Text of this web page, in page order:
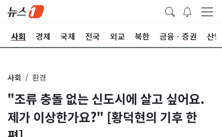
사회 경제 국제 전국 외교 북한 금융ㆍ증권 산업
사회 환경
"조류 충돌 없는 신도시에 살고 싶어요.
제가 이상한가요?" [황덕현의 기후 한